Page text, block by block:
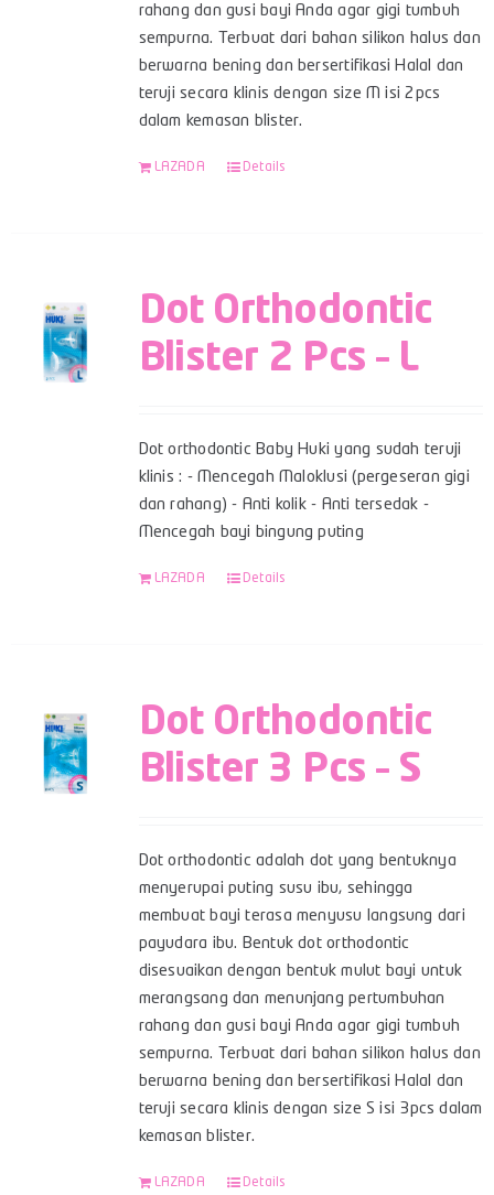
rahang dan gusi bayi Anda agar gigi tumbuh
sempurna. Terbuat dari bahan silikon halus dan
berwarna bening dan bersertifikasi Halal dan
teruji secara klinis dengan size M isi 2pcs
dalam kemasan blister.
LAZADA Details
Dot Orthodontic
Blister 2 Pcs – L
Dot orthodontic Baby Huki yang sudah teruji
klinis : - Mencegah Maloklusi (pergeseran gigi
dan rahang) - Anti kolik - Anti tersedak -
Mencegah bayi bingung puting
LAZADA Details
Dot Orthodontic
Blister 3 Pcs – S
Dot orthodontic adalah dot yang bentuknya
menyerupai puting susu ibu, sehingga
membuat bayi terasa menyusu langsung dari
payudara ibu. Bentuk dot orthodontic
disesuaikan dengan bentuk mulut bayi untuk
merangsang dan menunjang pertumbuhan
rahang dan gusi bayi Anda agar gigi tumbuh
sempurna. Terbuat dari bahan silikon halus dan
berwarna bening dan bersertifikasi Halal dan
teruji secara klinis dengan size S isi 3pcs dalam
kemasan blister.
LAZADA Details